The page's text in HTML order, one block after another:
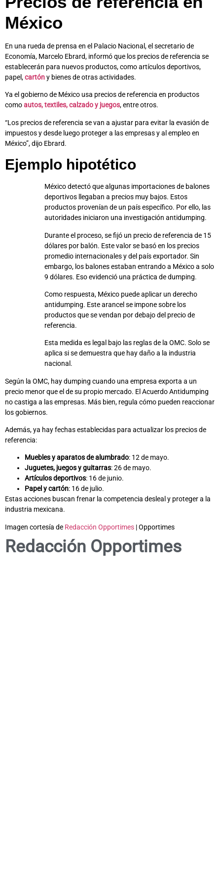
México
En una rueda de prensa en el Palacio Nacional, el secretario de
Economía, Marcelo Ebrard, informó que los precios de referencia se
establecerán para nuevos productos, comoartículos deportivos,
papel,cartóny bienes de otras actividades.
Ya el gobierno de México usa precios de referencia en productos
comoautos, textiles, calzado y juegos, entre otros.
“Los precios de referencia se van a ajustar para evitar la evasión de
impuestos y desde luego proteger a las empresas y al empleo en
México”, dijo Ebrard.
Ejemplo hipotético
México detectó que algunas importaciones de balones
deportivos llegaban a precios muy bajos. Estos
productos provenían de un país específico. Por ello, las
autoridades iniciaron una investigación antidumping.
Durante el proceso, se fijó un precio de referencia de 15
dólares por balón. Este valor se basó en los precios
promedio internacionales y del país exportador. Sin
embargo, los balones estaban entrando a México a solo
9 dólares. Eso evidenció una práctica de dumping.
Como respuesta, México puede aplicar un derecho
antidumping. Este arancel se impone sobre los
productos que se vendan por debajo del precio de
referencia.
Esta medida es legal bajo las reglas de la OMC. Solo se
aplica si se demuestra que hay daño a la industria
nacional.
Según la OMC, hay dumping cuando una empresa exporta a un
precio menor que el de su propio mercado. El Acuerdo Antidumping
no castiga a las empresas. Más bien, regula cómo pueden reaccionar
los gobiernos.
Además, ya hay fechas establecidas para actualizar los precios de
referencia:
Muebles y aparatos de alumbrado: 12 de mayo.
Juguetes, juegos y guitarras: 26 de mayo.
Artículos deportivos: 16 de junio.
Papel y cartón: 16 de julio.
Estas acciones buscan frenar la competencia desleal y proteger a la
industria mexicana.
Imagen cortesía de Redacción Opportimes | Opportimes
Redacción Opportimes